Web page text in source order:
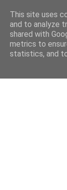
This site uses
and to analyze
shared with
metrics to
statistics, and